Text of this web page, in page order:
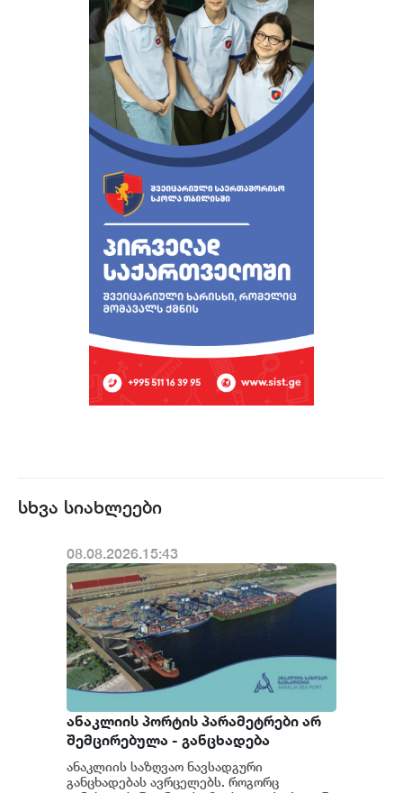
სხვა სიახლეები
08.08.2026.15:43
ანაკლიის პორტის პარამეტრები არ
შემცირებულა - განცხადება
ანაკლიის საზღვაო ნავსადგური
განცხადებას ავრცელებს. როგორც